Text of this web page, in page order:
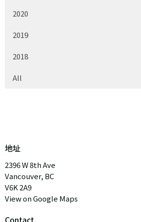
2020
2019
2018
All
地址
2396 W 8th Ave
Vancouver, BC
V6K 2A9
View on Google Maps